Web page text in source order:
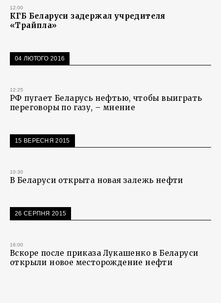
12:00
КГБ Беларуси задержал учредителя
«Трайпла»
04 ЛЮТОГО 2016
12:25
РФ пугает Беларусь нефтью, чтобы выиграть
переговоры по газу, – мнение
15 ВЕРЕСНЯ 2015
10:30
В Беларуси открыта новая залежь нефти
26 СЕРПНЯ 2015
16:00
Вскоре после приказа Лукашенко в Беларуси
открыли новое месторождение нефти